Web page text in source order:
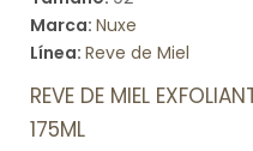
Marca: Nuxe
Línea: Reve de Miel
REVE DE MIEL
175ML